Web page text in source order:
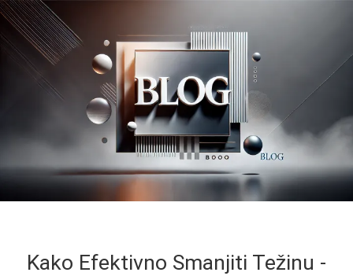
Kako Efektivno Smanjiti Težinu -